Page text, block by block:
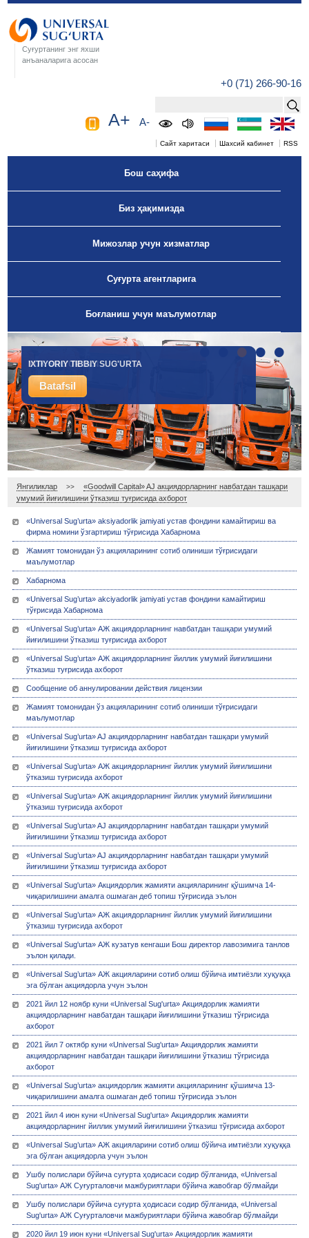
Суғуртанинг энг яхши
анъаналарига асосан
+0 (71) 266-90-16
A+ A-
Сайт харитаси Шахсий кабинет RSS
Бош саҳифа
Биз ҳақимизда
Мижозлар учун хизматлар
Суғурта агентларига
Боғланиш учун маълумотлар
IXTIYORIY TIBBIY SUG'URTA
Batafsil
YUK SUG'URTASI
Batafsil
•••••
Янгиликлар >>
«Goodwill Capital» AJ акциядорларнинг навбатдан ташқари
умумий йиғилишини ўтказиш туғрисида ахборот
«Universal Sug’urta» aksiyadorlik jamiyati устав фондини камайтириш ва
фирма номини ўзгартириш тўғрисида Хабарнома
Жамият томонидан ўз акцияларининг сотиб олиниши тўғрисидаги
маълумотлар
Хабарнома
«Universal Sug’urta» akciyadorlik jamiyati устав фондини камайтириш
тўғрисида Хабарнома
«Universal Sug’urta» АЖ акциядорларнинг навбатдан ташқари умумий
йиғилишини ўтказиш туғрисида ахборот
«Universal Sug’urta» АЖ акциядорларнинг йиллик умумий йиғилишини
ўтказиш туғрисида ахборот
Сообщение об аннулировании действия лицензии
Жамият томонидан ўз акцияларининг сотиб олиниши тўғрисидаги
маълумотлар
«Universal Sug’urta» AJ акциядорларнинг навбатдан ташқари умумий
йиғилишини ўтказиш туғрисида ахборот
«Universal Sug’urta» АЖ акциядорларнинг йиллик умумий йиғилишини
ўтказиш туғрисида ахборот
«Universal Sug’urta» АЖ акциядорларнинг йиллик умумий йиғилишини
ўтказиш туғрисида ахборот
«Universal Sug’urta» AJ акциядорларнинг навбатдан ташқари умумий
йиғилишини ўтказиш туғрисида ахборот
«Universal Sug’urta» AJ акциядорларнинг навбатдан ташқари умумий
йиғилишини ўтказиш туғрисида ахборот
«Universal Sug'urta» Акциядорлик жамияти акцияларининг қўшимча 14-
чиқарилишини амалга ошмаган деб топиш тўғрисида эълон
«Universal Sug’urta» АЖ акциядорларнинг йиллик умумий йиғилишини
ўтказиш туғрисида ахборот
«Universal Sug'urta» АЖ кузатув кенгаши Бош директор лавозимига танлов
эълон қилади.
«Universal Sug’urta» АЖ акцияларини сотиб олиш бўйича имтиёзли хуқуққа
эга бўлган акциядорла учун эълон
2021 йил 12 ноябр куни «Universal Sug'urta» Акциядорлик жамияти
акциядорларнинг навбатдан ташқари йиғилишини ўтказиш тўғрисида
ахборот
2021 йил 7 октябр куни «Universal Sug'urta» Акциядорлик жамияти
акциядорларнинг навбатдан ташқари йиғилишини ўтказиш тўғрисида
ахборот
«Universal Sug’urta» акциядорлик жамияти акцияларининг қўшимча 13-
чиқарилишини амалга ошмаган деб топиш тўғрисида эълон
2021 йил 4 июн куни «Universal Sug'urta» Акциядорлик жамияти
акциядорларнинг йиллик умумий йиғилишини ўтказиш тўғрисида ахборот
«Universal Sug’urta» АЖ акцияларини сотиб олиш бўйича имтиёзли хуқуққа
эга бўлган акциядорла учун эълон
Ушбу полислари бўйича суғурта ҳодисаси содир бўлганида, «Universal
Sug'urta» АЖ Суғурталовчи мажбуриятлари бўйича жавобгар бўлмайди
Ушбу полислари бўйича суғурта ҳодисаси содир бўлганида, «Universal
Sug'urta» АЖ Суғурталовчи мажбуриятлари бўйича жавобгар бўлмайди
2020 йил 19 июн куни «Universal Sug'urta» Акциядорлик жамияти